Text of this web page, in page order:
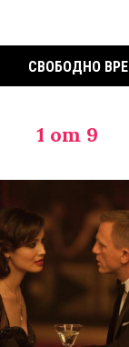
СВОБОДНО
1 от 9